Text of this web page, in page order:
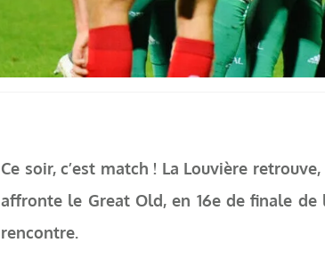
Ce soir, c’est match ! La Louvière
affronte le Great Old, en 16e de finale
rencontre.